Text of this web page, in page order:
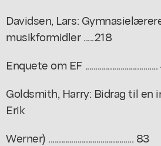
Davidsen, Lars:
musikformidler .....218
Enquete om EF
Goldsmith, Harry: Bidrag til en
Erik
Werner) ......................................... 83